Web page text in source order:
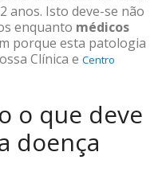
anos. Isto deve-se não
enquanto médicos
porque esta patologia
Clínica e Centro
o que deve
doença